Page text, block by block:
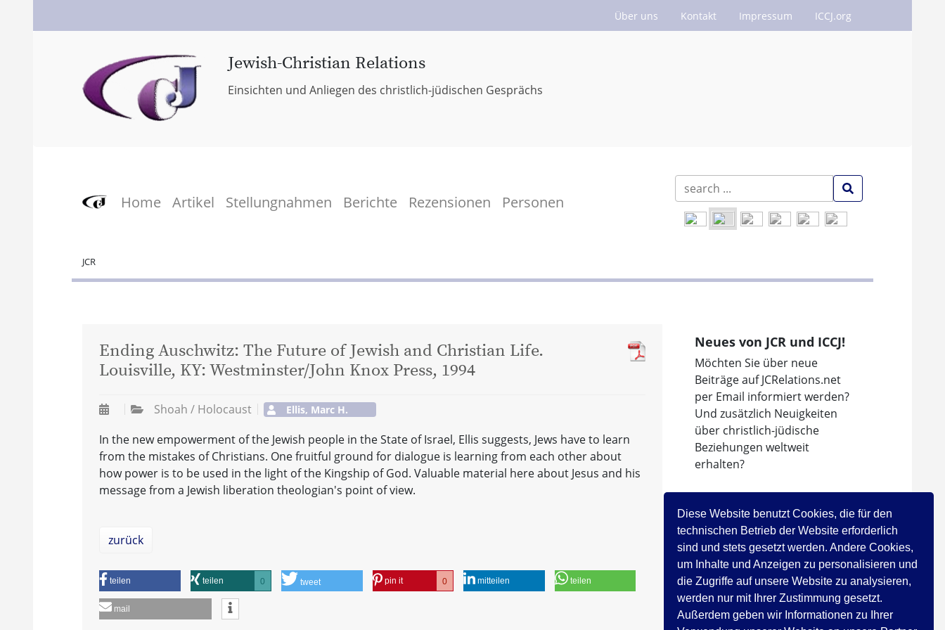
Diese Website benutzt Cookies, die für den
technischen Betrieb der Website erforderlich
sind und stets gesetzt werden. Andere Cookies,
um Inhalte und Anzeigen zu personalisieren und
die Zugriffe auf unsere Website zu analysieren,
werden nur mit Ihrer Zustimmung gesetzt.
Außerdem geben wir Informationen zu Ihrer
Über uns Kontakt Impressum ICCJ.org
Jewish-Christian Relations
Einsichten und Anliegen des christlich-jüdischen Gesprächs
Home Artikel Stellungnahmen Berichte Rezensionen Personen
JCR
Neues von JCR und ICCJ!
Möchten Sie über neue
Beiträge auf JCRelations.net
per Email informiert werden?
Und zusätzlich Neuigkeiten
über christlich-jüdische
Beziehungen weltweit
erhalten?
Dann abonnieren Sie den
Newsletter des
Internationalen Rates der
Christen und Juden!
Jetzt registrieren!
Ending Auschwitz: The Future of Jewish and Christian Life.
Louisville, KY: Westminster/John Knox Press, 1994
Shoah / Holocaust Ellis, Marc H.
In the new empowerment of the Jewish people in the State of Israel, Ellis suggests, Jews have to learn
from the mistakes of Christians. One fruitful ground for dialogue is learning from each other about
how power is to be used in the light of the Kingship of God. Valuable material here about Jesus and his
message from a Jewish liberation theologian's point of view.
zurück
teilen teilen 0 tweet pin it 0 mitteilen teilen
mail